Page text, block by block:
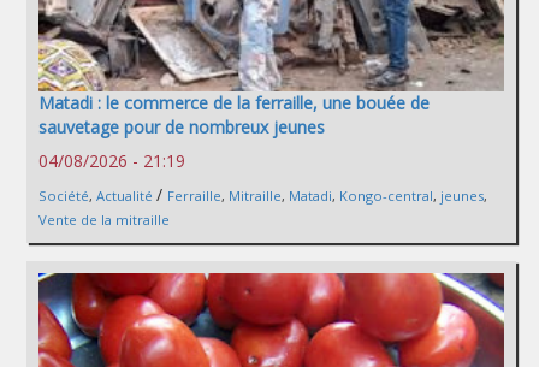
Matadi : le commerce de la ferraille, une bouée de
sauvetage pour de nombreux jeunes
04/08/2026 - 21:19
Société, Actualité / Ferraille, Mitraille, Matadi, Kongo-central, jeunes,
Vente de la mitraille